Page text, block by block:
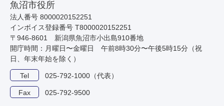
魚沼市役所
法人番号 8000020152251
インボイス登録番号 T8000020152251
〒946-8601 新潟県魚沼市小出島910番地
開庁時間：月曜日〜金曜日 午前8時30分〜午後5時15分（祝
日、年末年始を除く）
Tel 025-792-1000（代表）
Fax 025-792-9500